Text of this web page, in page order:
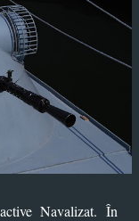
Navalizat. În